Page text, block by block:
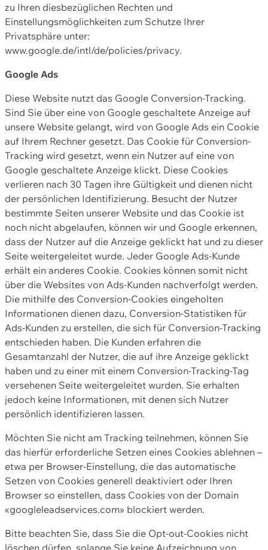
zu Ihren diesbezüglichen Rechten und
Einstellungsmöglichkeiten zum Schutze Ihrer
Privatsphäre unter:
www.google.de/intl/de/policies/privacy.
Google Ads
Diese Website nutzt das Google Conversion-Tracking.
Sind Sie über eine von Google geschaltete Anzeige auf
unsere Website gelangt, wird von Google Ads ein Cookie
auf Ihrem Rechner gesetzt. Das Cookie für Conversion-
Tracking wird gesetzt, wenn ein Nutzer auf eine von
Google geschaltete Anzeige klickt. Diese Cookies
verlieren nach 30 Tagen ihre Gültigkeit und dienen nicht
der persönlichen Identifizierung. Besucht der Nutzer
bestimmte Seiten unserer Website und das Cookie ist
noch nicht abgelaufen, können wir und Google erkennen,
dass der Nutzer auf die Anzeige geklickt hat und zu dieser
Seite weitergeleitet wurde. Jeder Google Ads-Kunde
erhält ein anderes Cookie. Cookies können somit nicht
über die Websites von Ads-Kunden nachverfolgt werden.
Die mithilfe des Conversion-Cookies eingeholten
Informationen dienen dazu, Conversion-Statistiken für
Ads-Kunden zu erstellen, die sich für Conversion-Tracking
entschieden haben. Die Kunden erfahren die
Gesamtanzahl der Nutzer, die auf ihre Anzeige geklickt
haben und zu einer mit einem Conversion-Tracking-Tag
versehenen Seite weitergeleitet wurden. Sie erhalten
jedoch keine Informationen, mit denen sich Nutzer
persönlich identifizieren lassen.
Möchten Sie nicht am Tracking teilnehmen, können Sie
das hierfür erforderliche Setzen eines Cookies ablehnen –
etwa per Browser-Einstellung, die das automatische
Setzen von Cookies generell deaktiviert oder Ihren
Browser so einstellen, dass Cookies von der Domain
«googleleadservices.com» blockiert werden.
Bitte beachten Sie, dass Sie die Opt-out-Cookies nicht